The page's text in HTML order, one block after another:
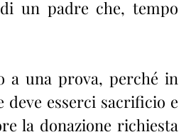
un padre che, tempo
a una prova, perché in
esserci sacrificio e
la donazione richiesta